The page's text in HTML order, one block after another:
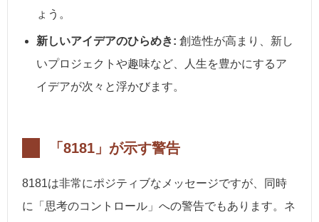
ょう。
新しいアイデアのひらめき: 創造性が高まり、新し
いプロジェクトや趣味など、人生を豊かにするア
イデアが次々と浮かびます。
「8181」が示す警告
8181は非常にポジティブなメッセージですが、同時
に「思考のコントロール」への警告でもあります。ネ